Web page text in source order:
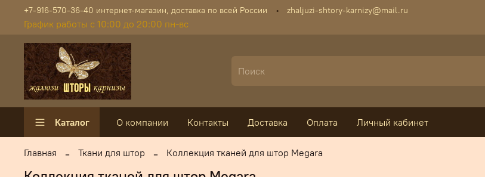
График работы с 10:00 до 20:00 пн-вс
+7-916-570-36-40 интернет-магазин, доставка по всей России zhaljuzi-shtory-karnizy@mail.ru
Каталог О компании Контакты Доставка Оплата Личный кабинет
Главная Ткани для штор Коллекция тканей для штор Megara